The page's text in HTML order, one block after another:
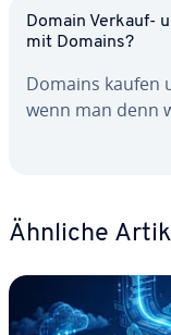
Domain Verkauf-
mit Domains?
Domains kaufen
wenn man denn
Ähnliche